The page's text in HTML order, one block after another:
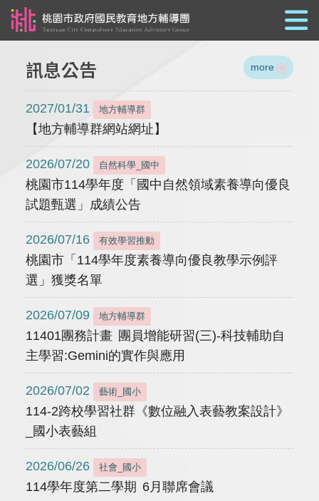
訊息公告 more
2027/01/31 地方輔導群
【地方輔導群網站網址】
2026/07/20 自然科學_國中
桃園市114學年度「國中自然領域素養導向優良
試題甄選」成績公告
2026/07/16 有效學習推動
桃園市「114學年度素養導向優良教學示例評
選」獲獎名單
2026/07/09 地方輔導群
11401團務計畫 團員增能研習(三)-科技輔助自
主學習:Gemini的實作與應用
2026/07/02 藝術_國小
114-2跨校學習社群《數位融入表藝教案設計》
_國小表藝組
2026/06/26 社會_國小
114學年度第二學期 6月聯席會議